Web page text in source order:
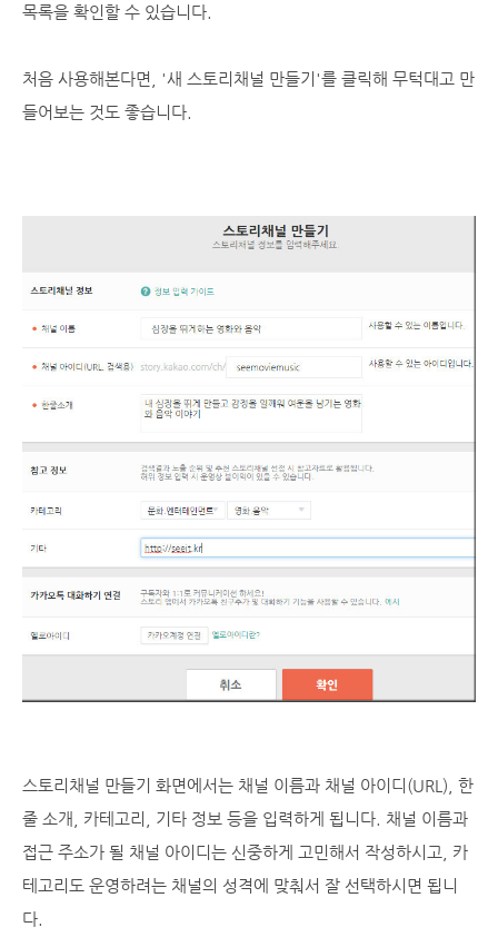
목록을 확인할 수 있습니다.
처음 사용해본다면, '새 스토리채널 만들기'를 클릭해 무턱대고 만
들어보는 것도 좋습니다.
스토리채널 만들기 화면에서는 채널 이름과 채널 아이디(URL), 한
줄 소개, 카테고리, 기타 정보 등을 입력하게 됩니다. 채널 이름과
접근 주소가 될 채널 아이디는 신중하게 고민해서 작성하시고, 카
테고리도 운영하려는 채널의 성격에 맞춰서 잘 선택하시면 됩니
다.